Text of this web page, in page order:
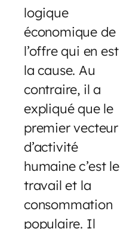
logique
économique de
l’offre qui en est
la cause. Au
contraire, il a
expliqué que le
premier vecteur
d’activité
humaine c’est le
travail et la
consommation
populaire. Il